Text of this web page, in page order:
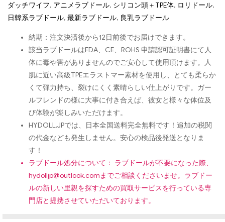
ダッチワイフ, アニメラブドール, シリコン頭＋TPE体, ロリドール,
日韓系ラブドール, 最新ラブドール, 良乳ラブドール
納期：注文決済後から12日前後でお届けできます。
該当ラブドールはFDA、CE、ROHS 申請認可証明書にて人
体に毒や害がありませんのでご安心して使用頂けます。人
肌に近い高級TPEエラストマー素材を使用し、とても柔らか
くて弾力持ち、裂けにくく素晴らしい仕上がりです。ガー
ルフレンドの様に大事に付き合えば、彼女と様々な体位及
び体験が楽しみいただけます。
HYDOLL.JPでは、日本全国送料完全無料です！追加の税関
の代金なども発生しません。安心の検品後発送となりま
す！
ラブドール処分について： ラブドールが不要になった際、
hydolljp@outlook.comまでご相談くださいませ。ラブドー
ルの新しい里親を探すための買取サービスを行っている専
門店と提携させていただいております。